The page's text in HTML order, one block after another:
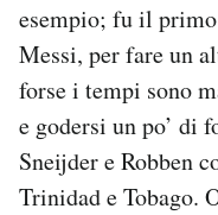
esempio; fu il
Messi, per fare un
forse i tempi sono
e godersi un po’ di
Sneijder e Robben
Trinidad e Tobago.